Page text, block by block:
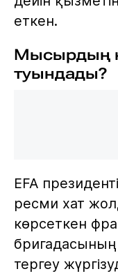
еткен.
Мысырдың
туындады?
EFA
ресми хат
көрсеткен
тергеу